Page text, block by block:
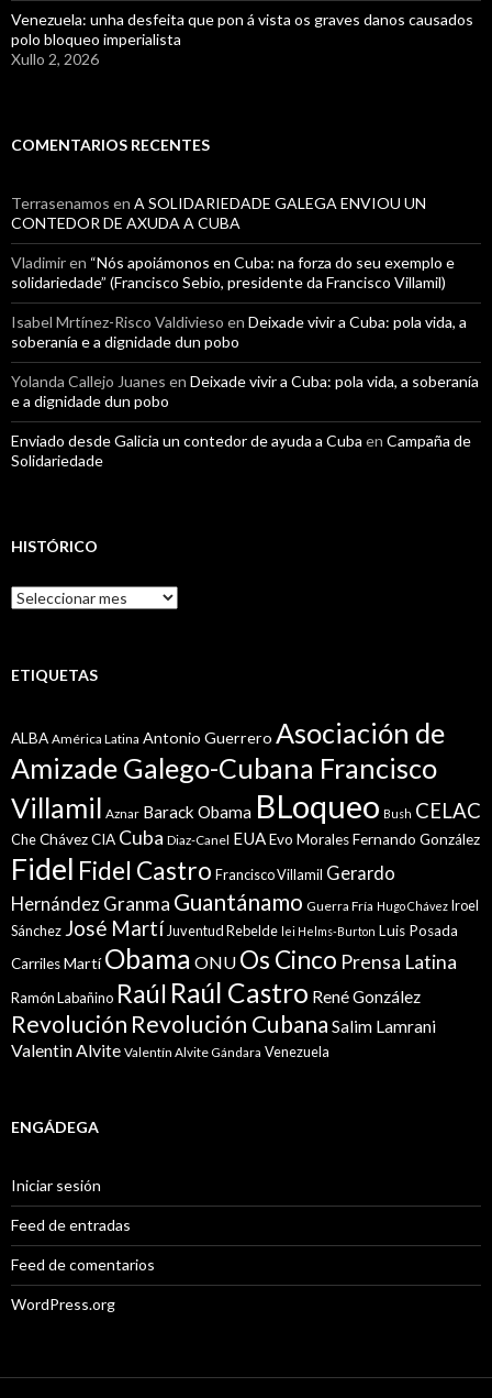
Venezuela: unha desfeita que pon á vista os graves danos causados
polo bloqueo imperialista
Xullo 2, 2026
COMENTARIOS RECENTES
Terrasenamos en A SOLIDARIEDADE GALEGA ENVIOU UN
CONTEDOR DE AXUDA A CUBA
Vladimiren “Nós apoiámonos en Cuba: na forza do seu exemplo e
solidariedade” (Francisco Sebio, presidente da Francisco Villamil)
Isabel Mrtínez-Risco Valdivieso en Deixade vivir a Cuba: pola vida, a
soberanía e a dignidade dun pobo
Yolanda Callejo Juanes en Deixade vivir a Cuba: pola vida, a soberanía
e a dignidade dun pobo
Enviado desde Galicia un contedor de ayuda a Cuba en Campaña de
Solidariedade
HISTÓRICO
Histórico
ETIQUETAS
ALBA América Latina Antonio Guerrero Asociación de
Amizade Galego-Cubana Francisco
Villamil Aznar Barack Obama BLoqueo Bush CELAC
CheChávezCIA Cuba Diaz-Canel EUAEvo MoralesFernando González
Fidel Fidel Castro Francisco Villamil Gerardo
Hernández Granma Guantánamo Guerra Fría Hugo Chávez Iroel
Sánchez José Martí Juventud Rebelde lei Helms-Burton Luis Posada
CarrilesMartí Obama ONU Os Cinco Prensa Latina
Ramón Labañino Raúl Raúl Castro René González
Revolución Revolución Cubana Salim Lamrani
Valentin Alvite Valentín Alvite Gándara Venezuela
ENGÁDEGA
Iniciar sesión
Feed de entradas
Feed de comentarios
WordPress.org